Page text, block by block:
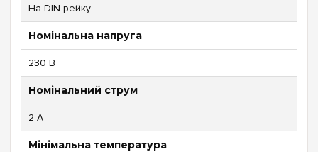
На DIN-рейку
Номінальна напруга
230 В
Номінальний струм
2 А
Мінімальна температура